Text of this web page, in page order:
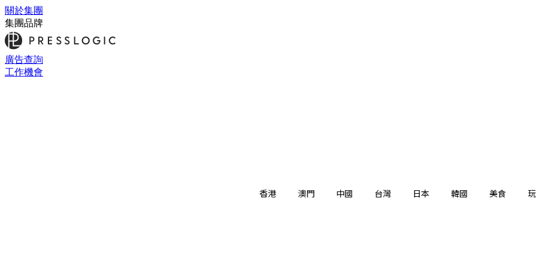
關於集團
集團品牌
廣告查詢
工作機會
香港 澳門 中國 台灣 日本 韓國 美食